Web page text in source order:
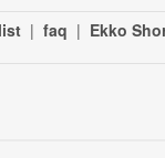
| faq | Ekko